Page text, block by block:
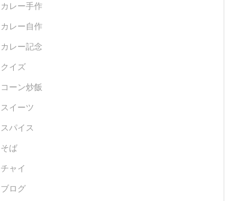
カレー手作
カレー自作
カレー記念
クイズ
コーン炒飯
スイーツ
スパイス
そば
チャイ
ブログ